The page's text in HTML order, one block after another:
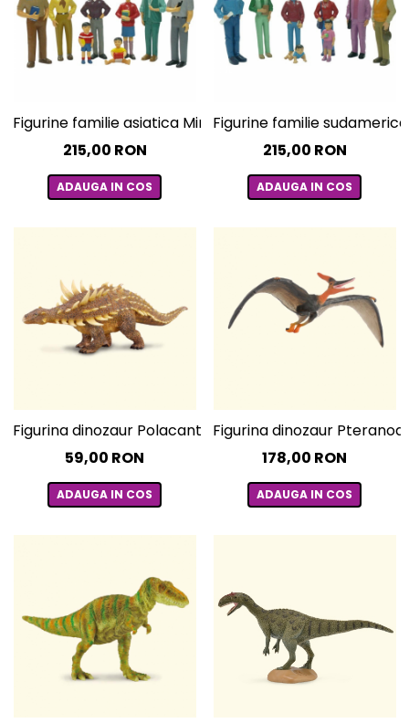
Figurine familie asiatica Miniland
215,00 RON
ADAUGA IN COS
Figurine familie
215,00 RON
ADAUGA IN COS
Figurina dinozaur Polacanthus pictata manual L
59,00 RON
ADAUGA IN COS
Figurina dinozaur
178,00 RON
ADAUGA IN COS